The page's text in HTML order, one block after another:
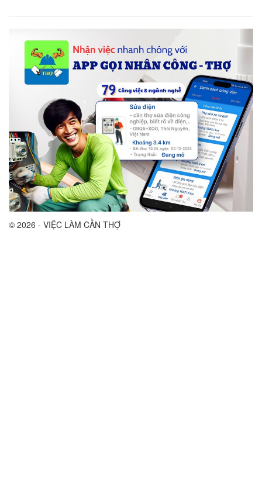
© 2026 - VIỆC LÀM CẦN THỢ